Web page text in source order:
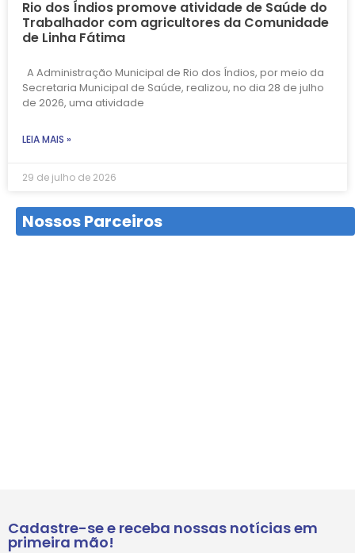
Rio dos Índios promove atividade de Saúde do
Trabalhador com agricultores da Comunidade
de Linha Fátima
A Administração Municipal de Rio dos Índios, por meio da
Secretaria Municipal de Saúde, realizou, no dia 28 de julho
de 2026, uma atividade
LEIA MAIS »
29 de julho de 2026
Nossos Parceiros
Cadastre-se e receba nossas notícias em
primeira mão!